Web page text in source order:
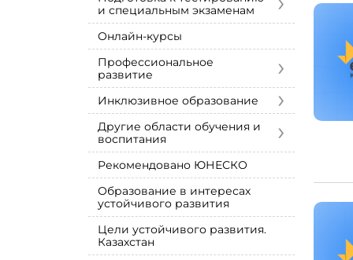
и специальным экзаменам
Онлайн-курсы
Профессиональное
развитие
›
Инклюзивное образование ›
Другие области обучения и
воспитания
›
Рекомендовано ЮНЕСКО
Образование в интересах
устойчивого развития
Цели устойчивого развития.
Казахстан